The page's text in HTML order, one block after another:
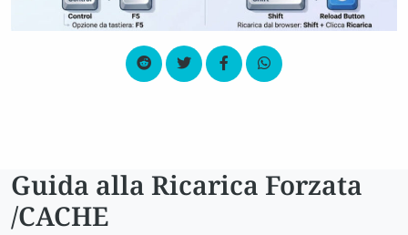
Guida alla Ricarica Forzata
/CACHE